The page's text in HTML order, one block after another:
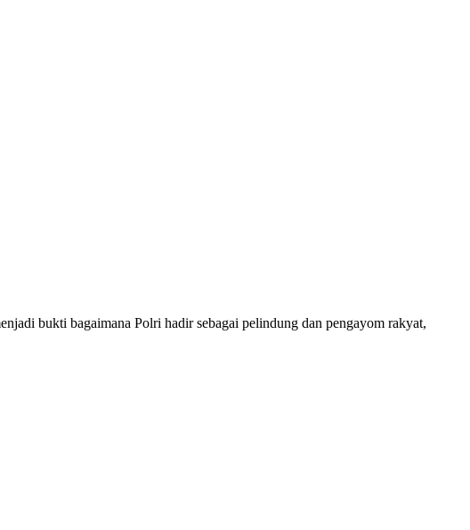
bukti bagaimana Polri hadir sebagai pelindung dan pengayom rakyat,